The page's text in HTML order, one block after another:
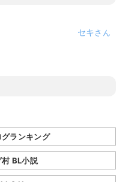
セキ
ランキング
BL小説